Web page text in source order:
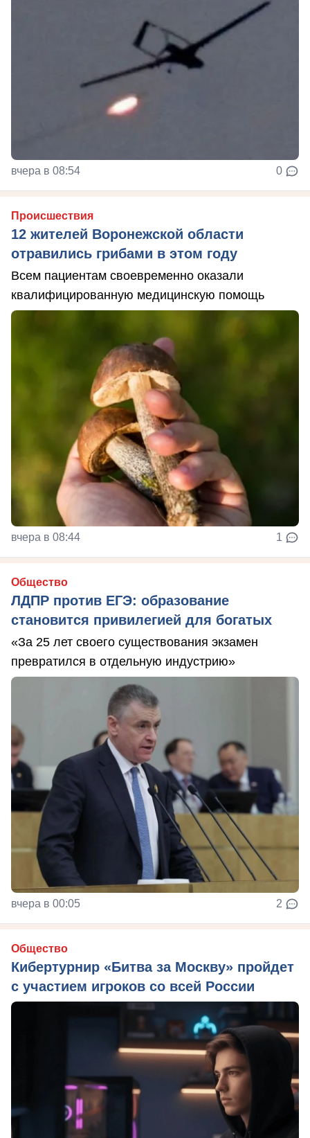
вчера в 08:54 0
Происшествия
12 жителей Воронежской области
отравились грибами в этом году
Всем пациентам своевременно оказали
квалифицированную медицинскую помощь
вчера в 08:44 1
Общество
ЛДПР против ЕГЭ: образование
становится привилегией для богатых
«За 25 лет своего существования экзамен
превратился в отдельную индустрию»
вчера в 00:05 2
Общество
Кибертурнир «Битва за Москву» пройдет
с участием игроков со всей России